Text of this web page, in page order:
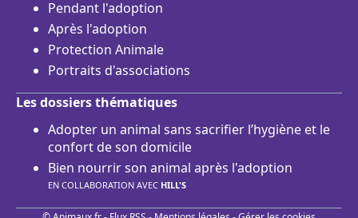
Pendant l'adoption
Après l'adoption
Protection Animale
Portraits d'associations
Les dossiers thématiques
Adopter un animal sans sacrifier l’hygiène et le
confort de son domicile
Bien nourrir son animal après l'adoption
EN COLLABORATION AVEC HILL'S